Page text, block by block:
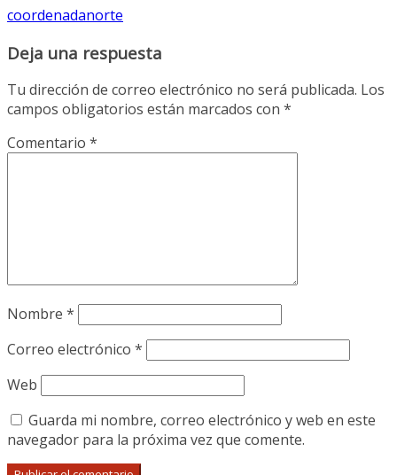
coordenadanorte
Deja una respuesta
Tu dirección de correo electrónico no será publicada. Los
campos obligatorios están marcados con *
Comentario *
Nombre *
Correo electrónico *
Web
Guarda mi nombre, correo electrónico y web en este
navegador para la próxima vez que comente.